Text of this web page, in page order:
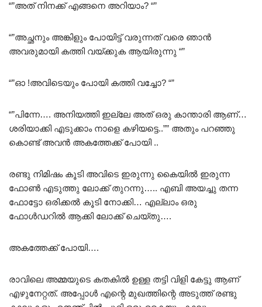
“”അത് നിനക്ക് എങ്ങനെ അറിയാം? “”
“”അച്ഛനും അങ്കിളും പോയിട്ട് വരുന്നത് വരെ ഞാൻ
അവരുമായി കത്തി വയ്ക്കുക ആയിരുന്നു “”
“”ഓ !അവിടെയും പോയി കത്തി വച്ചോ? “”
“”പിന്നേ…. അനിയത്തി ഇല്ലേ അത് ഒരു കാന്താരി ആണ്…
ശരിയാക്കി എടുക്കാം നാളെ കഴിയട്ടെ..”” അതും പറഞ്ഞു
കൊണ്ട് അവൻ അകത്തേക്ക് പോയി ..
രണ്ടു നിമിഷം കൂടി അവിടെ ഇരുന്നു കൈയിൽ ഇരുന്ന
ഫോൺ എടുത്തു ലോക്ക് തുറന്നു….. എബി അയച്ചു തന്ന
ഫോട്ടോ ഒരിക്കൽ കൂടി നോക്കി… എല്ലാം ഒരു
ഫോൾഡറിൽ ആക്കി ലോക്ക് ചെയ്തു….
അകത്തേക്ക് പോയി….
രാവിലെ അമ്മയുടെ കതകിൽ ഉള്ള തട്ടി വിളി കേട്ടു ആണ്
എഴുനേറ്റത്. അപ്പോൾ എന്റെ മുഖത്തിന്റെ അടുത്ത് രണ്ടു